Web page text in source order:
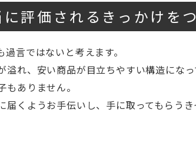
評価されるきっかけを
言ではないと考えます。
れ、安い商品が目立ちやすい構造にな
ありません。
くようお手伝いし、手に取ってもらう